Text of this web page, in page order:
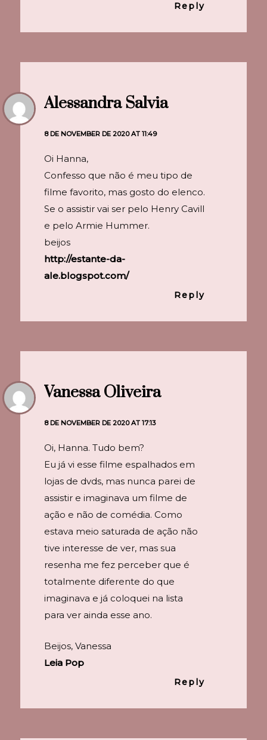
Reply
Alessandra Salvia
8 DE NOVEMBER DE 2020 AT 11:49
Oi Hanna,
Confesso que não é meu tipo de
filme favorito, mas gosto do elenco.
Se o assistir vai ser pelo Henry Cavill
e pelo Armie Hummer.
beijos
http://estante-da-
ale.blogspot.com/
Reply
Vanessa Oliveira
8 DE NOVEMBER DE 2020 AT 17:13
Oi, Hanna. Tudo bem?
Eu já vi esse filme espalhados em
lojas de dvds, mas nunca parei de
assistir e imaginava um filme de
ação e não de comédia. Como
estava meio saturada de ação não
tive interesse de ver, mas sua
resenha me fez perceber que é
totalmente diferente do que
imaginava e já coloquei na lista
para ver ainda esse ano.
Beijos, Vanessa
Leia Pop
Reply